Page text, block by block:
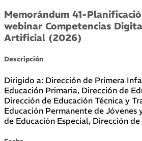
Memorándum 41-
webinar Competencias
Artificial (2026)
Descripción
Dirigido a: Dirección de Primera
Educación Primaria, Dirección de
Dirección de Educación Técnica y
Educación Permanente de Jóvenes
de Educación Especial, Dirección